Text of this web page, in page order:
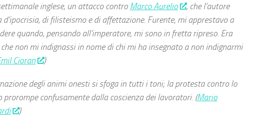
inglese, un attacco controMarco Aurelio
, che l’autore
d’ipocrisia, di filisteismo e di affettazione. Furente, mi apprestavo a
quando, pensando all’imperatore, mi sono in fretta ripreso. Era
non mi indignassi in nome di chi mi ha insegnato a non indignarmi
Cioran )
degli animi onesti si sfoga in tutti i toni; la protesta contro lo
prorompe confusamente dalla coscienza dei lavoratori. (Mario
)